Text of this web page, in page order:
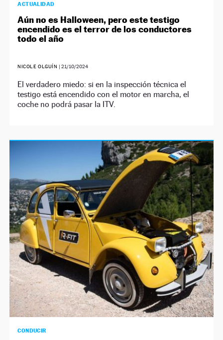
ACTUALIDAD
Aún no es Halloween, pero este testigo
encendido es el terror de los conductores
todo el año
NICOLE OLGUÍN | 21/10/2024
El verdadero miedo: si en la inspección técnica el
testigo está encendido con el motor en marcha, el
coche no podrá pasar la ITV.
CONDUCIR